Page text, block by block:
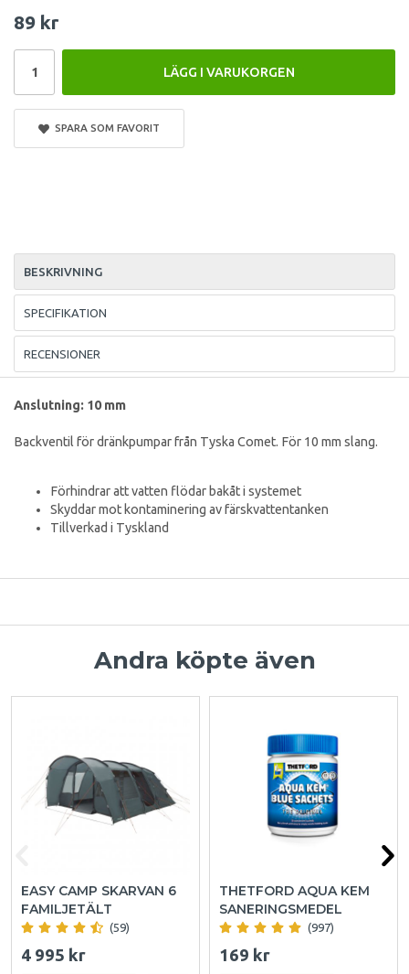
89 kr
LÄGG I VARUKORGEN
SPARA SOM FAVORIT
BESKRIVNING
SPECIFIKATION
RECENSIONER
Anslutning: 10 mm
Backventil för dränkpumpar från Tyska Comet. För 10 mm slang.
Förhindrar att vatten flödar bakåt i systemet
Skyddar mot kontaminering av färskvattentanken
Tillverkad i Tyskland
Andra köpte även
EASY CAMP SKARVAN 6
FAMILJETÄLT
(59)
4 995 kr
THETFORD AQUA KEM
SANERINGSMEDEL
(997)
169 kr